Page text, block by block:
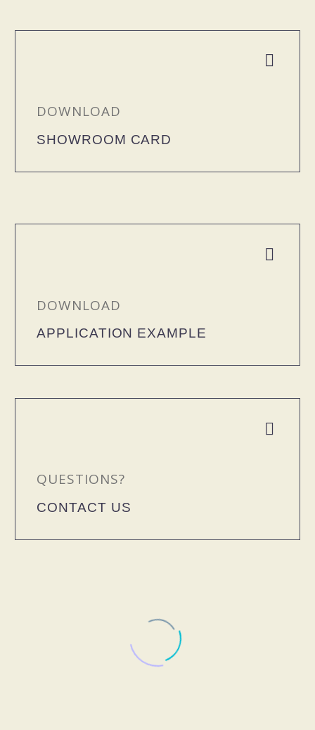


DOWNLOAD
SHOWROOM CARD


DOWNLOAD
APPLICATION EXAMPLE


QUESTIONS?
CONTACT US